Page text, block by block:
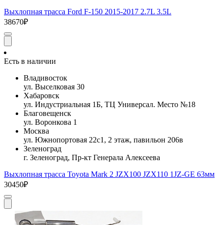
Выхлопная трасса Ford F-150 2015-2017 2.7L 3.5L
38670₽
Есть в наличии
Владивосток
ул. Выселковая 30
Хабаровск
ул. Индустриальная 1Б, ТЦ Универсал. Место №18
Благовещенск
ул. Воронкова 1
Москва
ул. Южнопортовая 22с1, 2 этаж, павильон 206в
Зеленоград
г. Зеленоград, Пр-кт Генерала Алексеева
Выхлопная трасса Toyota Mark 2 JZX100 JZX110 1JZ-GE 63мм
30450₽